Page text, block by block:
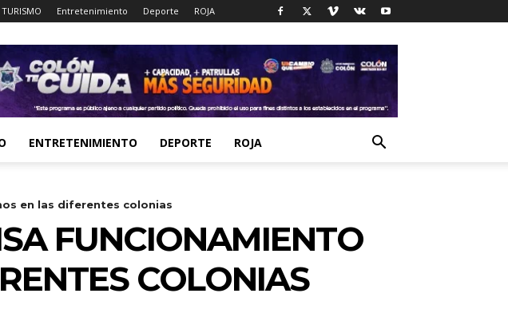
TURISMO Entretenimiento Deporte ROJA
ENTRETENIMIENTO DEPORTE ROJA
en las diferentes colonias
FUNCIONAMIENTO
COLONIAS